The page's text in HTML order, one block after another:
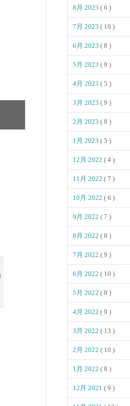
8月 2023 ( 6 )
7月 2023 ( 10 )
6月 2023 ( 8 )
5月 2023 ( 9 )
4月 2023 ( 5 )
3月 2023 ( 9 )
2月 2023 ( 8 )
1月 2023 ( 5 )
12月 2022 ( 4 )
11月 2022 ( 7 )
10月 2022 ( 6 )
9月 2022 ( 7 )
8月 2022 ( 8 )
7月 2022 ( 9 )
6月 2022 ( 10 )
5月 2022 ( 8 )
4月 2022 ( 9 )
3月 2022 ( 13 )
2月 2022 ( 10 )
1月 2022 ( 8 )
12月 2021 ( 9 )